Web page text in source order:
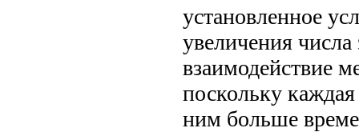
установленное
увеличения числа
взаимодействие
поскольку
ним больше